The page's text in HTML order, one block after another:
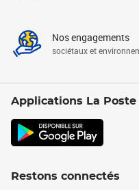
Nos engagements
sociétaux et
Applications La Poste
Restons connectés